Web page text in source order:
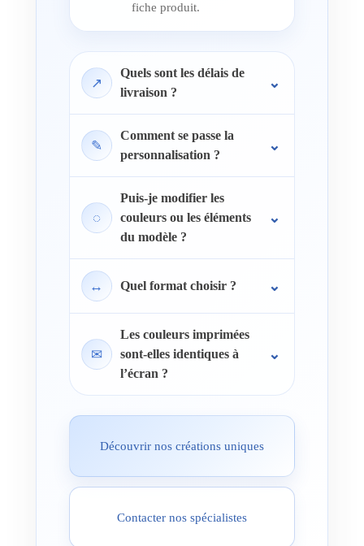
fiche produit.
↗
Quels sont les délais de
livraison ?
✎
Comment se passe la
personnalisation ?
◌
Puis-je modifier les
couleurs ou les éléments
du modèle ?
↔ Quel format choisir ?
✉
Les couleurs imprimées
sont-elles identiques à
l’écran ?
Découvrir nos créations uniques
Contacter nos spécialistes